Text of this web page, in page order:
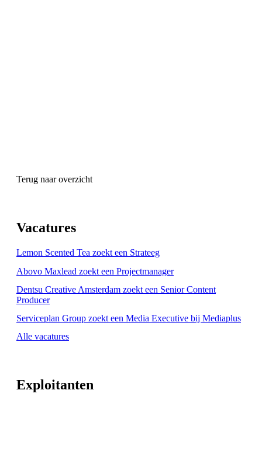
Terug naar overzicht
Vacatures
Lemon Scented Tea zoekt een Strateeg
Abovo Maxlead zoekt een Projectmanager
Dentsu Creative Amsterdam zoekt een Senior Content
Producer
Serviceplan Group zoekt een Media Executive bij Mediaplus
Alle vacatures
Exploitanten